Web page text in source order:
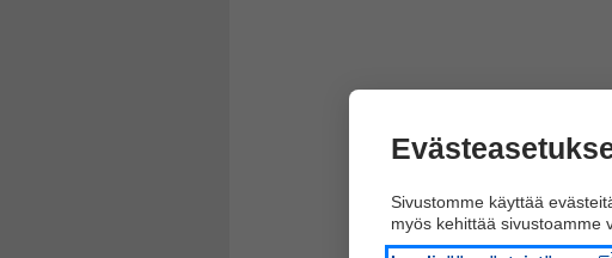
Sivustomme käyttää
myös kehittää sivustoamme